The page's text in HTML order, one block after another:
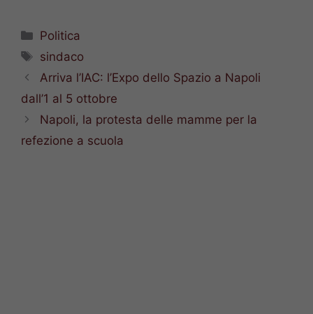
Categorie
Politica
Tag
sindaco
Arriva l’IAC: l’Expo dello Spazio a Napoli
dall’1 al 5 ottobre
Napoli, la protesta delle mamme per la
refezione a scuola